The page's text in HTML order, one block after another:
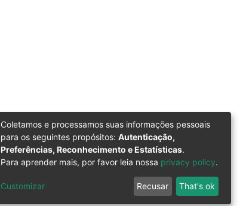
Coletamos e processamos suas informações pessoais
para os seguintes propósitos: Autenticação,
Preferências, Reconhecimento e Estatísticas.
Para aprender mais, por favor leia nossa privacy policy.
Customizar Recusar That's ok